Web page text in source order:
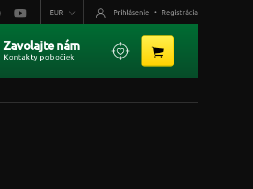
EUR Prihlásenie • Registrácia
Zavolajte nám
Kontakty pobočiek